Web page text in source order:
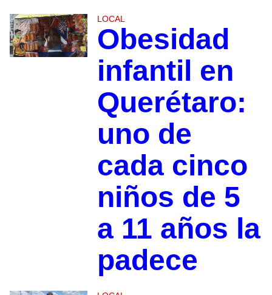
LOCAL
Obesidad
infantil en
Querétaro:
uno de
cada cinco
niños de 5
a 11 años la
padece